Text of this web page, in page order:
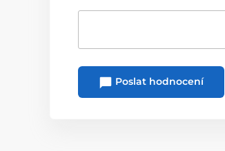
Poslat hodnocení